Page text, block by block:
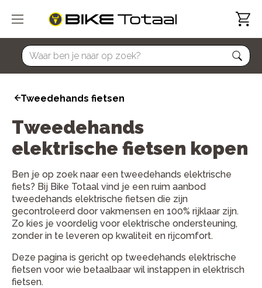
home
Tweedehands fietsen
Tweedehands
elektrische fietsen kopen
Ben je op zoek naar een tweedehands elektrische
fiets? Bij Bike Totaal vind je een ruim aanbod
tweedehands elektrische fietsen die zijn
gecontroleerd door vakmensen en 100% rijklaar zijn.
Zo kies je voordelig voor elektrische ondersteuning,
zonder in te leveren op kwaliteit en rijcomfort.
Deze pagina is gericht op tweedehands elektrische
fietsen voor wie betaalbaar wil instappen in elektrisch
fietsen.